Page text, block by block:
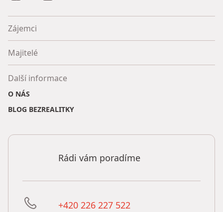
Zájemci
Majitelé
Další informace
O NÁS
BLOG BEZREALITKY
Rádi vám poradíme
+420 226 227 522